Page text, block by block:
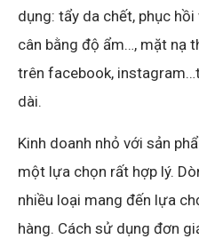
dụng: tẩy da chết, phục
cân bằng độ ẩm…, mặt nạ
trên facebook,
dài.
Kinh doanh nhỏ với sản
một lựa chọn rất hợp lý.
nhiều loại mang đến lựa
hàng. Cách sử dụng đơn